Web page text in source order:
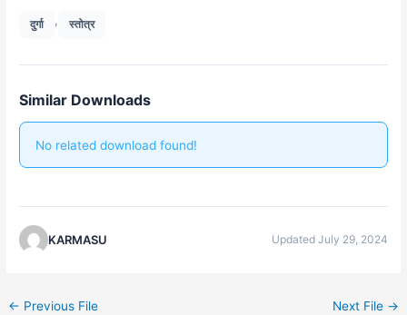
दुर्गा , स्तोत्र
Similar Downloads
No related download found!
KARMASU Updated July 29, 2024
← Previous File Next File →